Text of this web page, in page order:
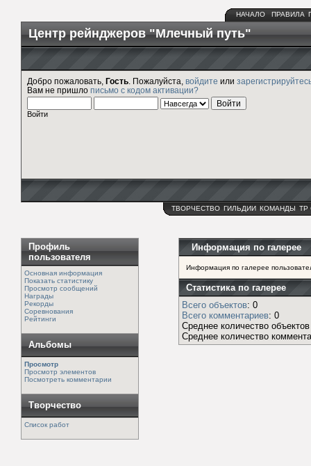
НАЧАЛО ПРАВИЛА
Центр рейнджеров "Млечный путь"
Добро пожаловать, Гость . Пожалуйста, войдите или
Вам не пришло письмо с кодом активации?
Войти
ТВОРЧЕСТВО ГИЛЬДИИ КОМАНДЫ ТР
Профиль
пользователя
Основная информация
Показать статистику
Просмотр сообщений
Награды
Рекорды
Соревнования
Рейтинги
Альбомы
Просмотр
Просмотр элементов
Посмотреть комментарии
Творчество
Список работ
Информация по галерее
Информация по галерее
Статистика по галерее
Всего объектов: 0
Всего комментариев: 0
Среднее количество
Среднее количество